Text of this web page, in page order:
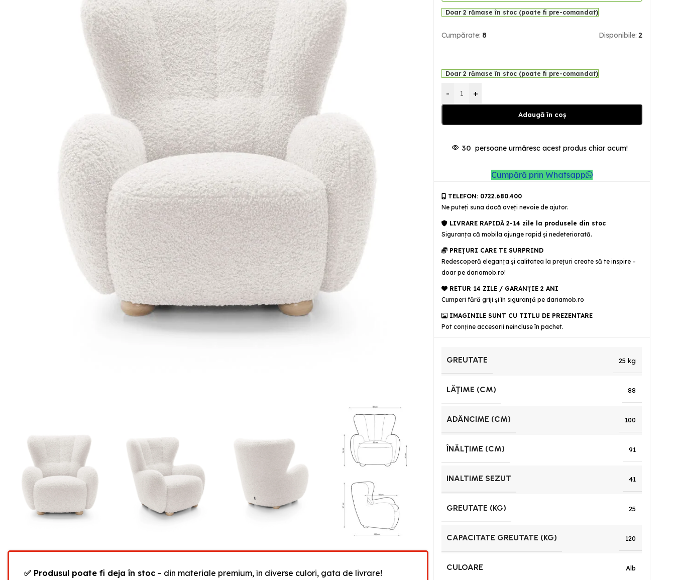
✅ Produsul poate fi deja în stoc – din materiale premium, în diverse culori, gata de livrare!
Doar 2 rămase în stoc (poate fi pre-comandat)
Cumpărate: 8 Disponibile: 2
Doar 2 rămase în stoc (poate fi pre-comandat)
- +
Adaugă în coș
30 persoane urmăresc acest produs chiar acum!
Cumpără prin Whatsapp
TELEFON: 0722.680.400
Ne puteţi suna dacă aveţi nevoie de ajutor.
LIVRARE RAPIDĂ 2-14 zile la produsele din stoc
Siguranţa că mobila ajunge rapid şi nedeteriorată.
PREȚURI CARE TE SURPRIND
Redescoperă eleganța și calitatea la prețuri create să te inspire –
doar pe dariamob.ro!
RETUR 14 ZILE / GARANŢIE 2 ANI
Cumperi fără griji şi în siguranţă pe dariamob.ro
IMAGINILE SUNT CU TITLU DE PREZENTARE
Pot conține accesorii neincluse în pachet.
GREUTATE 25 kg
LĂŢIME (CM) 88
ADÂNCIME (CM) 100
ÎNĂLŢIME (CM) 91
INALTIME SEZUT 41
GREUTATE (KG) 25
CAPACITATE GREUTATE (KG) 120
CULOARE Alb